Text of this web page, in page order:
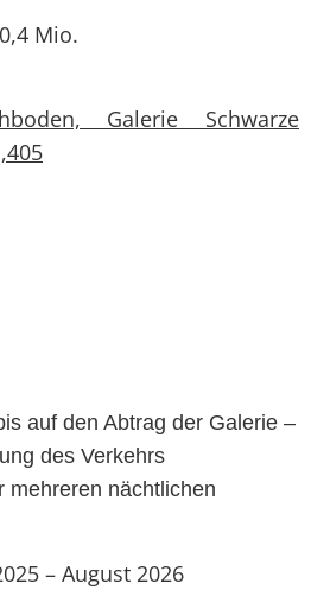
Mio.
Galerie Schwarze
auf den Abtrag der Galerie –
des Verkehrs
mehreren nächtlichen
– August 2026